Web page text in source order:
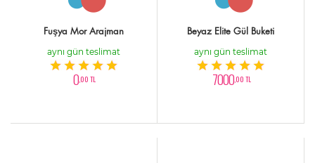
Fuşya Mor Arajman
aynı gün teslimat
0,00 TL
Beyaz Elite Gül Buketi
aynı gün teslimat
7000,00 TL